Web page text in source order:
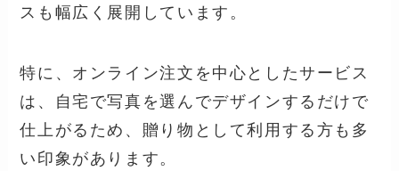
スも幅広く展開しています。
特に、オンライン注文を中心としたサービス
は、自宅で写真を選んでデザインするだけで
仕上がるため、贈り物として利用する方も多
い印象があります。